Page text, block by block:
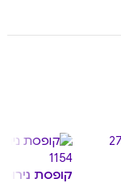
קופסת נירוסטה